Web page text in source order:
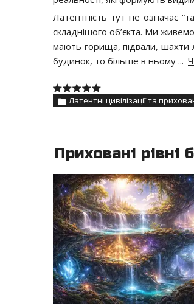
Латентність тут не означає
складнішого об’єкта. Ми
мають горища, підвали, шахти
будинок, то більше в ньому ...
Латентні цивілізації та
Приховані